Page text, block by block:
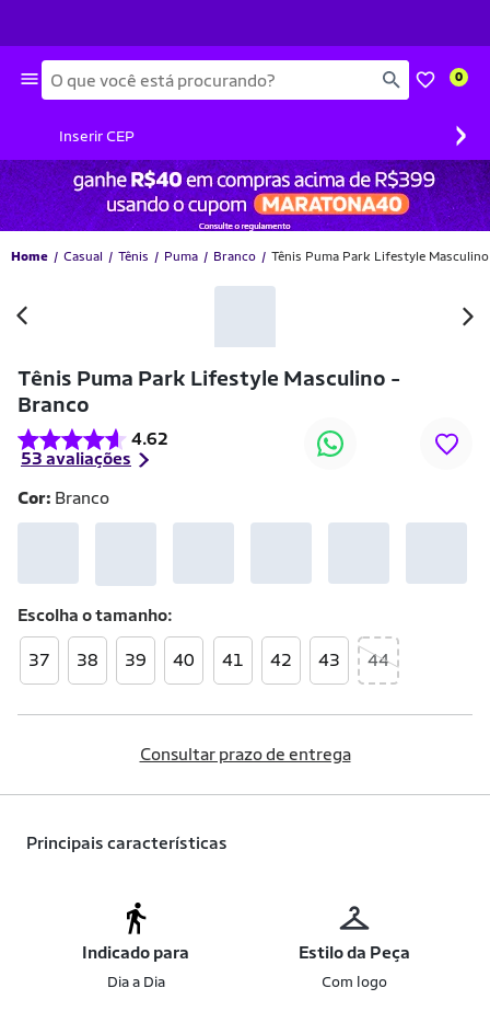
Busca 0
Inserir CEP ›
Home Casual Tênis Puma Branco Tênis Puma Park Lifestyle
Tênis Puma Park Lifestyle Masculino -
Branco
4.62
53 avaliações
-41% OFF
Cor: Branco
Escolha otamanho
37 38 39 40 41 42 43 44
Consultar prazo de entrega
Principais características
Indicado para
Dia a Dia
Estilo da Peça
Com logo